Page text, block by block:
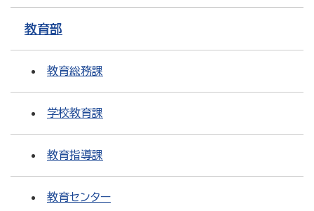
教育部
教育総務課
学校教育課
教育指導課
教育センター